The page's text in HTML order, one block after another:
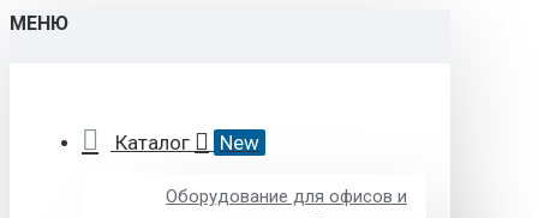
МЕНЮ
Каталог New
Оборудование для офисов и